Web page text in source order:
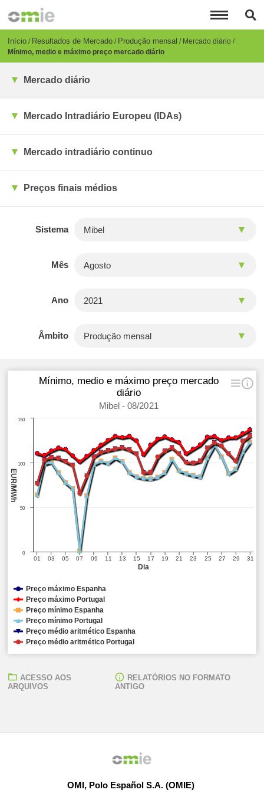
para
conteúdo
principal
Breadcrumb
Início Resultados de Mercado Produção mensal
Mercado diário
Mínimo, medio e máximo preço mercado diário
Mercado diário
Mercado Intradiário Europeu (IDAs)
Mercado intradiário continuo
Preços finais médios
Sistema
Mês
Ano
Âmbito
Dia
EUR/MWh
Mínimo, medio e máximo preço mercado
diário
Mibel - 08/2021
01 03 05 07 09 11 13 15 17 19 21 23 25 27 29 31
0
50
100
150
Preço máximo Espanha
Preço máximo Portugal
Preço mínimo Espanha
Preço mínimo Portugal
Preço médio aritmético Espanha
Preço médio aritmético Portugal
ACESSO AOS
ARQUIVOS
RELATÓRIOS NO FORMATO
ANTIGO
OMI, Polo Español S.A. (OMIE)